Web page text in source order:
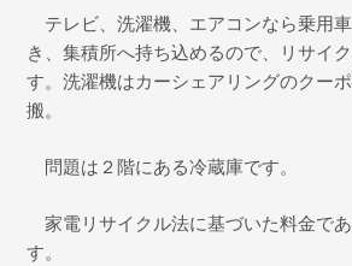
テレビ、洗濯機、エアコンなら乗用
き、集積所へ持ち込めるので、リサイ
す。洗濯機はカーシェアリングのクー
搬。
問題は２階にある冷蔵庫です。
家電リサイクル法に基づいた料金で
す。